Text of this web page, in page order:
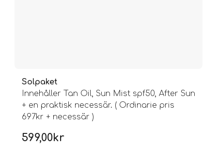
Solpaket
Innehåller Tan Oil, Sun Mist spf50, After Sun
+ en praktisk necessär. ( Ordinarie pris
697kr + necessär )
599,00kr